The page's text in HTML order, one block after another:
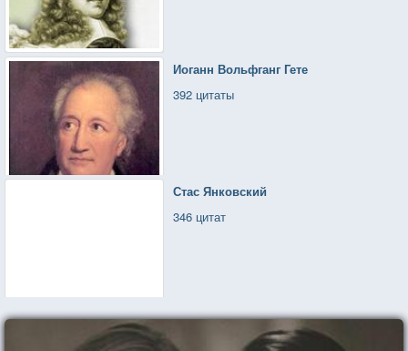
Иоганн Вольфганг Гете
392 цитаты
Стас Янковский
346 цитат